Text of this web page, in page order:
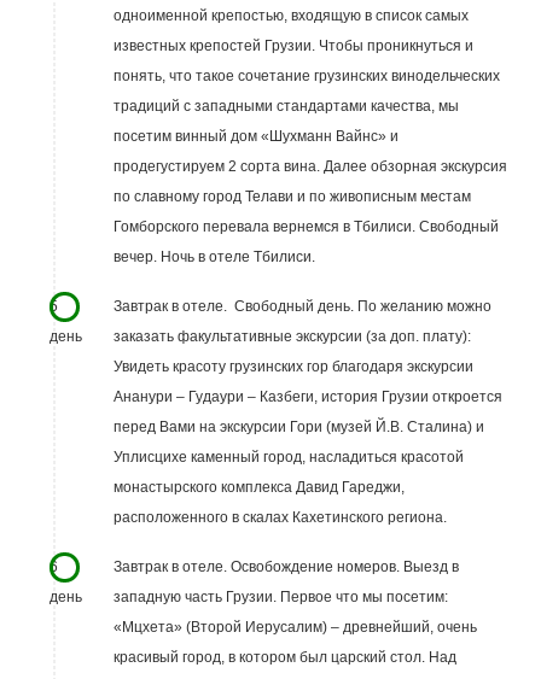
одноименной крепостью, входящую в список самых
известных крепостей Грузии. Чтобы проникнуться и
понять, что такое сочетание грузинских винодельческих
традиций с западными стандартами качества, мы
посетим винный дом «Шухманн Вайнс» и
продегустируем 2 сорта вина. Далее обзорная экскурсия
по славному город Телави и по живописным местам
Гомборского перевала вернемся в Тбилиси. Свободный
вечер. Ночь в отеле Тбилиси.
5
день
Завтрак в отеле. Свободный день. По желанию можно
заказать факультативные экскурсии (за доп. плату):
Увидеть красоту грузинских гор благодаря экскурсии
Ананури – Гудаури – Казбеги, история Грузии откроется
перед Вами на экскурсии Гори (музей Й.В. Сталина) и
Уплисцихе каменный город, насладиться красотой
монастырского комплекса Давид Гареджи,
расположенного в скалах Кахетинского региона.
6
день
Завтрак в отеле. Освобождение номеров. Выезд в
западную часть Грузии. Первое что мы посетим:
«Мцхета» (Второй Иерусалим) – древнейший, очень
красивый город, в котором был царский стол. Над